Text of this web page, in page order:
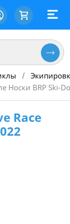
/
BRP Ski-
Race